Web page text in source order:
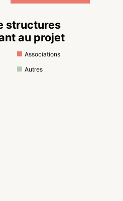
structures
au projet
Associations
Autres